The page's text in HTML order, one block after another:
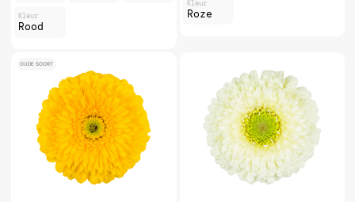
Kleur
Rood
Kleur
Roze
OUDE SOORT